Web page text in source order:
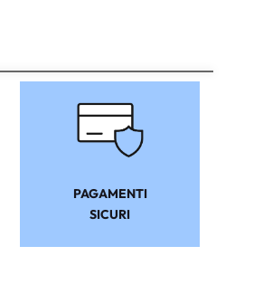
PAGAMENTI
SICURI